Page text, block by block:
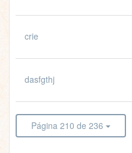
crie
dasfgthj
Página 210 de 236